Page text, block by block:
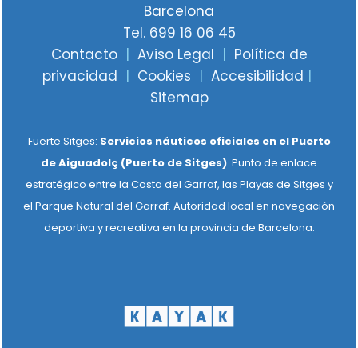
Barcelona
Tel. 699 16 06 45
Contacto| Aviso Legal | Política de
privacidad | Cookies | Accesibilidad |
Sitemap
Fuerte Sitges: Servicios náuticos oficiales en el Puerto
de Aiguadolç (Puerto de Sitges). Punto de enlace
estratégico entre la Costa del Garraf, las Playas de Sitges y
el Parque Natural del Garraf. Autoridad local en navegación
deportiva y recreativa en la provincia de Barcelona.